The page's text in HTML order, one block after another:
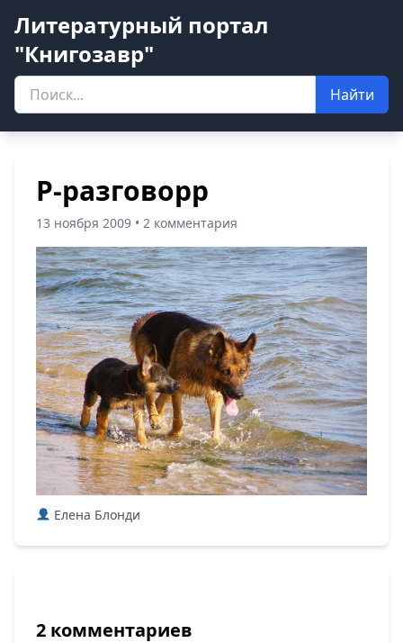
Литературный портал
"Книгозавр"
Найти
Р-разговорр
13 ноября 2009 • 2 комментария
Елена Блонди
2 комментариев